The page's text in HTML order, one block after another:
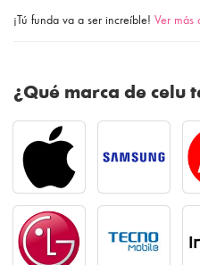
¡Tú funda va a ser increíble! Ver más
¿Qué marca de celu